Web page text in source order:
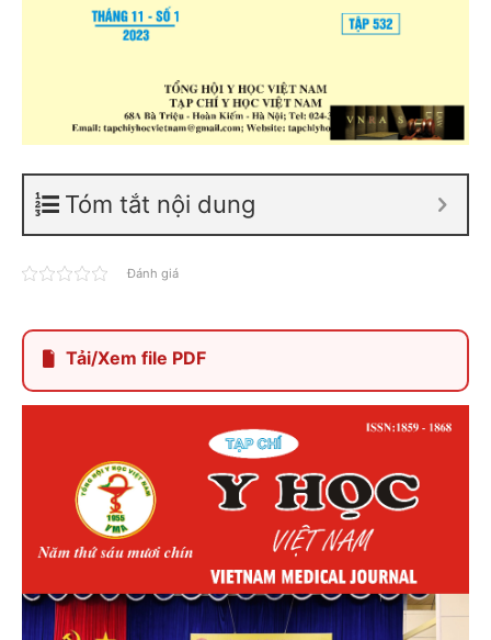
Tóm tắt nội dung
Đánh giá
Tải/Xem file PDF